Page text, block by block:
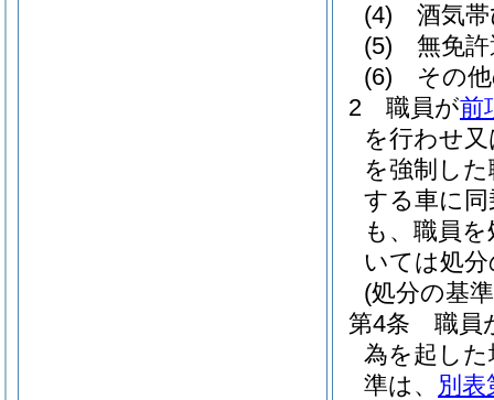
(4)
酒気
(5)
無免
(6)
その
2
職員が前
を行わせ
を強制し
する車に
も、職員
いては処
(処分の基
第4条
職員
為を起し
準は、 別表